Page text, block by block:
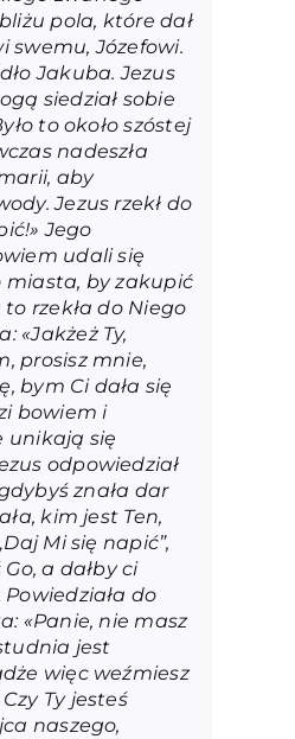
pola, które dał
swemu, Józefowi.
Jakuba. Jezus
siedział sobie
to około szóstej
nadeszła
aby
Jezus rzekł do
Jego
udali się
miasta, by zakupić
rzekła do Niego
«Jakżeż Ty,
prosisz mnie,
bym Ci dała się
bowiem i
unikają się
odpowiedział
znała dar
kim jest Ten,
Mi się napić”,
a dałby ci
Powiedziała do
«Panie, nie masz
jest
więc weźmiesz
Ty jesteś
naszego,